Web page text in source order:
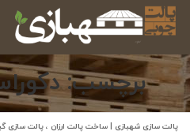
برچسب:
پالت سازی شهبازی | ساخت پالت ارزان ، پالت سازی